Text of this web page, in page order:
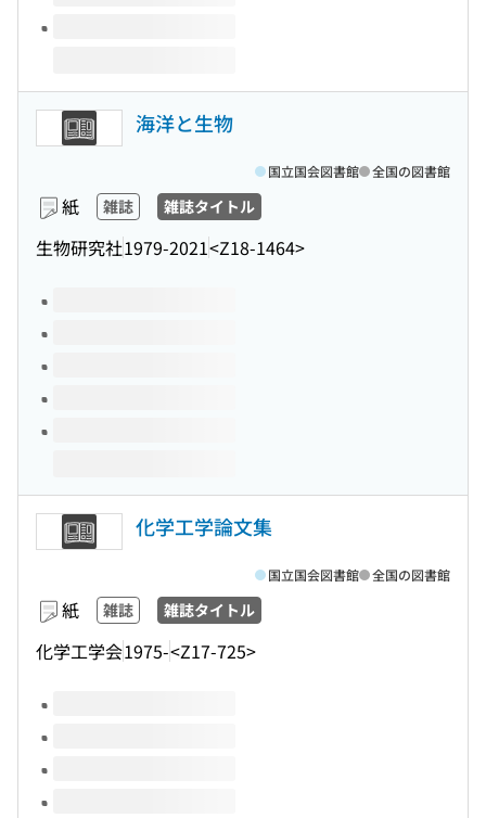
海洋と生物
紙 雑誌 雑誌タイトル
生物研究社1979-2021<Z18-1464>
国立国会図書館 全国の図書館
このタイトルの巻号
化学工学論文集
紙 雑誌 雑誌タイトル
化学工学会1975-<Z17-725>
国立国会図書館 全国の図書館
このタイトルの巻号